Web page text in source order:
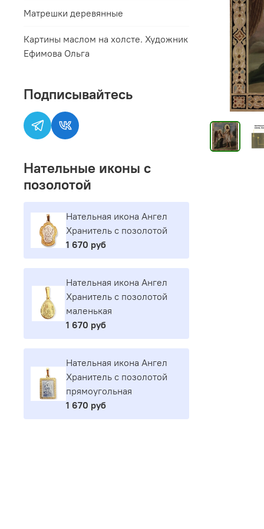
Матрешки деревянные
Картины маслом на холсте. Художник
Ефимова Ольга
Подписывайтесь
Нательные иконы с
позолотой
Нательная икона Ангел
Хранитель с позолотой
1 670 руб
Нательная икона Ангел
Хранитель с позолотой
маленькая
1 670 руб
Нательная икона Ангел
Хранитель с позолотой
прямоугольная
1 670 руб